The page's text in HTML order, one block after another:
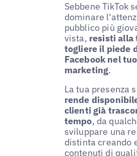
Sebbene TikTok
dominare
pubblico più
vista, resisti alla
togliere il piede
Facebook nel
marketing.
La tua presenza
rende
clienti già
tempo, da
sviluppare una
distinta creando
contenuti di